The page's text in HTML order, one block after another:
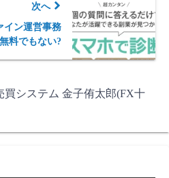
次へ
イン運営事務
料でもない?
買システム 金子侑太郎(FX十